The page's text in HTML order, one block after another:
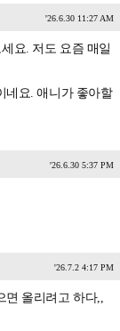
'26.6.30 11:27 AM
요. 저도 요즘 매일
네요. 애니가 좋아할
'26.6.30 5:37 PM
'26.7.2 4:17 PM
올리려고 하다,,